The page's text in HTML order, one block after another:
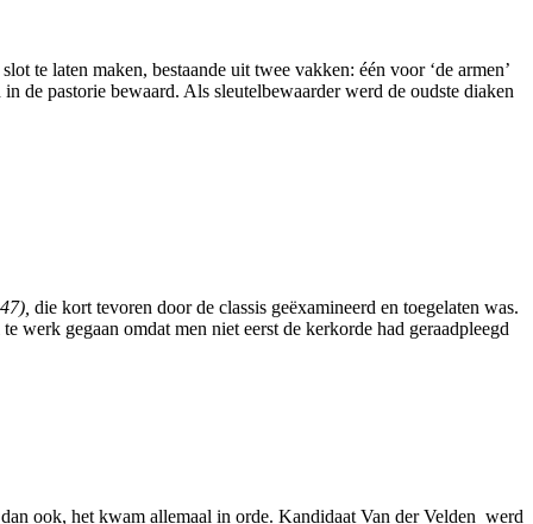
te laten maken, bestaande uit twee vakken: één voor ‘de armen’
de pastorie bewaard. Als sleutelbewaarder werd de oudste diaken
die kort tevoren door de classis geëxamineerd en toegelaten was.
werk gegaan omdat men niet eerst de kerkorde had geraadpleegd
ook, het kwam allemaal in orde. Kandidaat Van der Velden werd